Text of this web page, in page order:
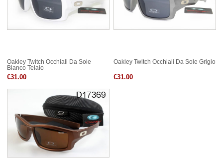
Oakley Twitch Occhiali Da Sole
Bianco Telaio
€31.00
Oakley Twitch Occhiali Da Sole Grigio
€31.00